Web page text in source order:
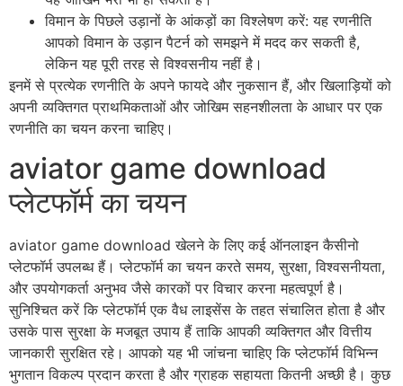
विमान के पिछले उड़ानों के आंकड़ों का विश्लेषण करें: यह रणनीति
आपको विमान के उड़ान पैटर्न को समझने में मदद कर सकती है,
लेकिन यह पूरी तरह से विश्वसनीय नहीं है।
इनमें से प्रत्येक रणनीति के अपने फायदे और नुकसान हैं, और खिलाड़ियों को
अपनी व्यक्तिगत प्राथमिकताओं और जोखिम सहनशीलता के आधार पर एक
रणनीति का चयन करना चाहिए।
aviator game download
प्लेटफॉर्म का चयन
aviator game download खेलने के लिए कई ऑनलाइन कैसीनो
प्लेटफॉर्म उपलब्ध हैं। प्लेटफॉर्म का चयन करते समय, सुरक्षा, विश्वसनीयता,
और उपयोगकर्ता अनुभव जैसे कारकों पर विचार करना महत्वपूर्ण है।
सुनिश्चित करें कि प्लेटफॉर्म एक वैध लाइसेंस के तहत संचालित होता है और
उसके पास सुरक्षा के मजबूत उपाय हैं ताकि आपकी व्यक्तिगत और वित्तीय
जानकारी सुरक्षित रहे। आपको यह भी जांचना चाहिए कि प्लेटफॉर्म विभिन्न
भुगतान विकल्प प्रदान करता है और ग्राहक सहायता कितनी अच्छी है। कुछ